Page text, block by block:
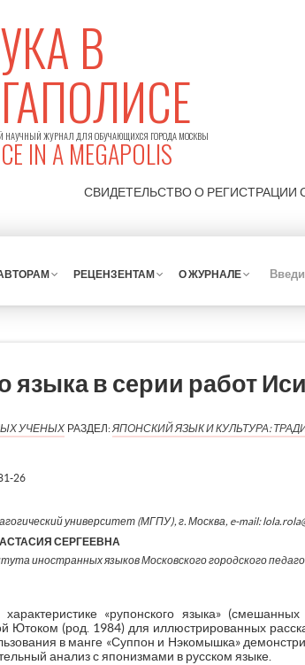
В
НАУЧНЫЙ ЖУРНАЛ ДЛЯ ОБУЧАЮЩИХСЯ ГОРОДА МОСКВЫ
IN A MEGAPOLIS
СВИДЕТЕЛЬСТВО О РЕГИСТРАЦИИ
РЕЦЕНЗЕНТАМ О ЖУРНАЛЕ
языка в серии работ
УЧЕНЫХ РАЗДЕЛ:ЯПОНСКИЙ ЯЗЫК И КУЛЬТУРА:
26
университет (МГПУ), г. Москва, e-mail:
СЕРГЕЕВНА
иностранных языков Московского городского
«рупонского языка»
Ютоком (род. 1984) для иллюстрированных
в манге «Суппон и Нэкомышка»
анализ с японизмами в русском языке.